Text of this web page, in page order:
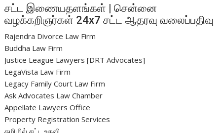
சட்ட இணையதளங்கள் | சென்னை
வழக்கறிஞர்கள் 24x7 சட்ட ஆதரவு வலைப்பதிவு
Rajendra Divorce Law Firm
Buddha Law Firm
Justice League Lawyers [DRT Advocates]
LegaVista Law Firm
Legacy Family Court Law Firm
Ask Advocates Law Chamber
Appellate Lawyers Office
Property Registration Services
தமிழில் சட்ட உதவி